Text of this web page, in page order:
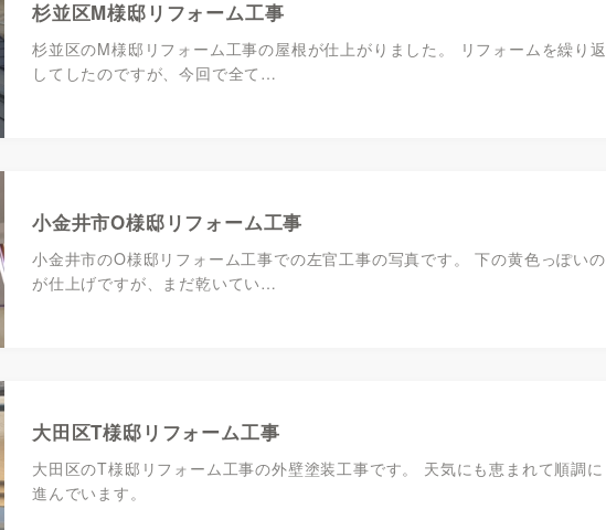
杉並区M様邸リフォーム工事
杉並区のM様邸リフォーム工事の屋根が仕上がりました。 リフォームを繰り返
してしたのですが、今回で全て…
小金井市O様邸リフォーム工事
小金井市のO様邸リフォーム工事での左官工事の写真です。 下の黄色っぽいの
が仕上げですが、まだ乾いてい…
大田区T様邸リフォーム工事
大田区のT様邸リフォーム工事の外壁塗装工事です。 天気にも恵まれて順調に
進んでいます。